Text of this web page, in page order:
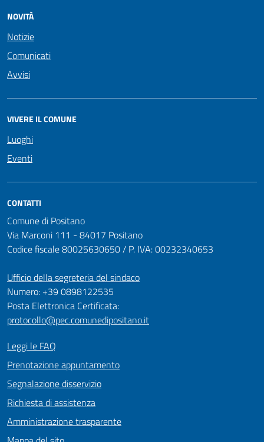
NOVITÀ
Notizie
Comunicati
Avvisi
VIVERE IL COMUNE
Luoghi
Eventi
CONTATTI
Comune di Positano
Via Marconi 111 - 84017 Positano
Codice fiscale 80025630650 / P. IVA: 00232340653
Ufficio della segreteria del sindaco
Numero: +39 0898122535
Posta Elettronica Certificata:
protocollo@pec.comunedipositano.it
Leggi le FAQ
Prenotazione appuntamento
Segnalazione disservizio
Richiesta di assistenza
Amministrazione trasparente